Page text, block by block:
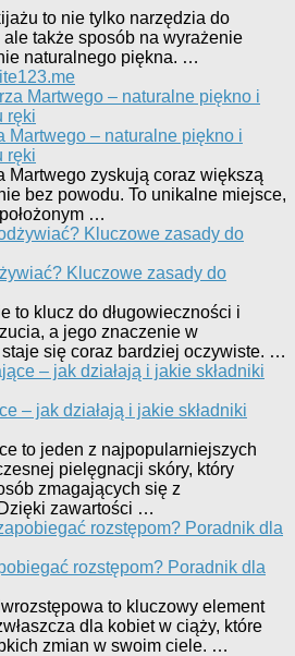
to nie tylko narzędzia do
także sposób na wyrażenie
naturalnego piękna. …
Martwego – naturalne piękno i
ręki
Martwego zyskują coraz większą
bez powodu. To unikalne miejsce,
…
Kluczowe zasady do
to klucz do długowieczności i
a jego znaczenie w
się coraz bardziej oczywiste. …
– jak działają i jakie składniki
to jeden z najpopularniejszych
pielęgnacji skóry, który
zmagających się z
zawartości …
rozstępom? Poradnik dla
to kluczowy element
dla kobiet w ciąży, które
zmian w swoim ciele. …